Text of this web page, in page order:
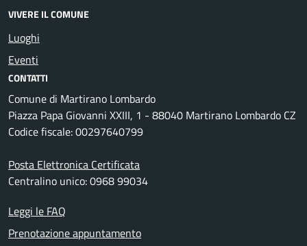
VIVERE IL COMUNE
Luoghi
Eventi
CONTATTI
Comune di Martirano Lombardo
Piazza Papa Giovanni XXIII, 1 - 88040 Martirano Lombardo CZ
Codice fiscale: 00297640799
Posta Elettronica Certificata
Centralino unico: 0968 99034
Leggi le FAQ
Prenotazione appuntamento